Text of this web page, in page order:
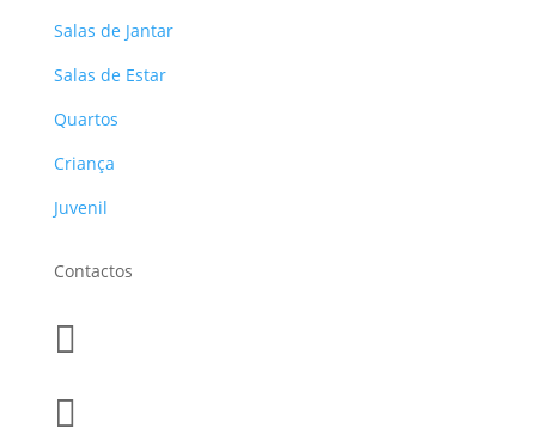
Salas de Jantar
Salas de Estar
Quartos
Criança
Juvenil
Contactos

